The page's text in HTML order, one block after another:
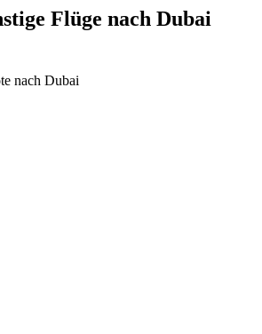
Flüge nach Dubai
nach Dubai